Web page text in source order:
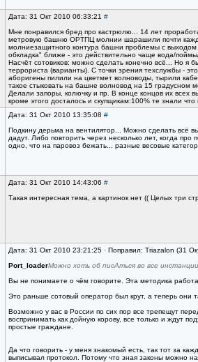
Дата: 31 Окт 2010 06:33:21 #
Мне понравился бред про кастрюлю... 14 лет
метровую башню ОРТПЦ молнии шарашили почти
молниезащитного контура башни проблемы с выходом
обкладка" ближе - это действительно чаще вода/
Насчёт сотовиков: можно сделать конечно всё... Но я
террориста (варианты). С точки зрения техслужбы -
аборигены пилили на цветмет волноводы, тырили
такое стыковать на башне волновод на 15 градусном
Делали запоры, колючку и пр. В конце концов их всех
кроме этого досталось и скупщикам:100% те знали
Дата: 31 Окт 2010 13:35:08 #
Подкину дерьма на вентилятор... Можно сделать всё
дадут. Либо повторить через несколько лет, когда
одно, что на паровоз бежать... разные весовые
Дата: 31 Окт 2010 14:43:06 #
Такая интересная тема, а картинок нет (( Целых три
Дата: 31 Окт 2010 23:21:25 · Поправил: Triazalon (31
Port_loaderМожно хоть об писАться во все
Вы не понимаете о чём говорите. Эта методика
Это раньше сотовый оператор был крут, а теперь
Возможно у вас в России по сих пор все трепещут
воспринимать как дойную корову, все только и ждут
простые граждане.
Да что говорить - у меня знакомый есть, так тот за
выписывал протокол. Потому что зная законы можно